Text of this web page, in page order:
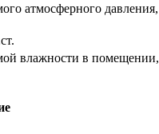
атмосферного давления,
влажности в помещении,